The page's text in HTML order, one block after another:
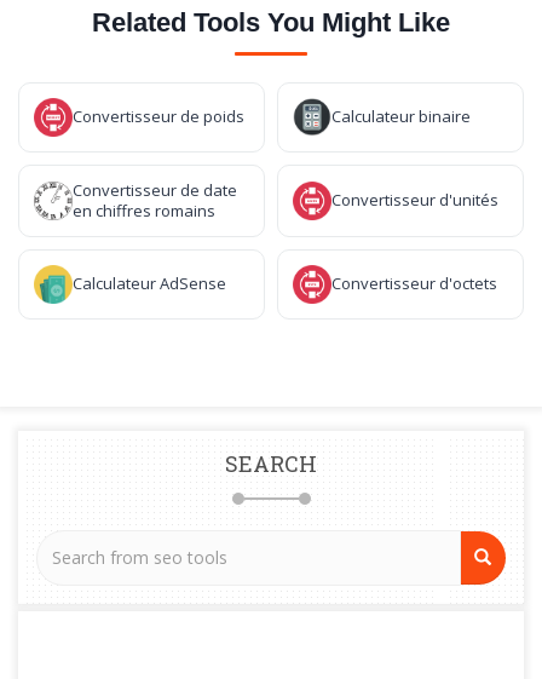
Related Tools You Might Like
Convertisseur de poids Calculateur binaire
Convertisseur de date
en chiffres romains
Convertisseur d'unités
Calculateur AdSense Convertisseur d'octets
SEARCH